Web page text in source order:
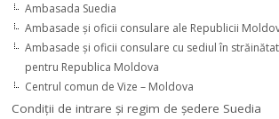
Ambasada Suedia
Ambasade şi oficii consulare ale Republicii
Ambasade şi oficii consulare cu sediul în
pentru Republica Moldova
Centrul comun de Vize – Moldova
Condiţii de intrare şi regim de şedere Suedia